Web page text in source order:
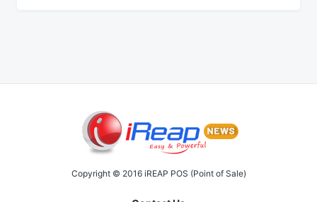
Copyright © 2016 iREAP POS (Point of Sale)